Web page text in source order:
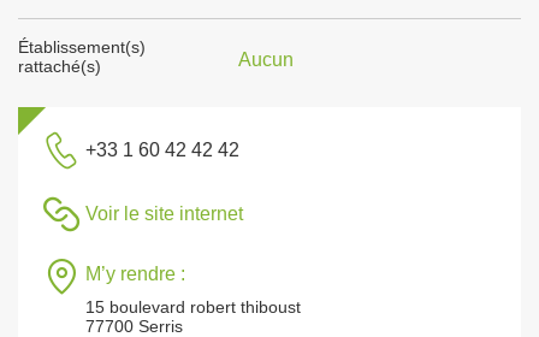
Établissement(s)
rattaché(s)
Aucun
+33 1 60 42 42 42
Voir le site internet
M’y rendre :
15 boulevard robert thiboust
77700 Serris